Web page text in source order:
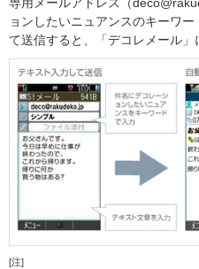
ョンしたいニュアンスのキーワ
て送信すると、「デコレメール」
[注]